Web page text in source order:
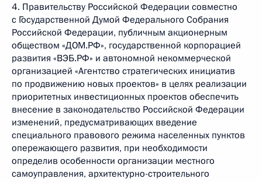
4. Правительству Российской Федерации совместно
с Государственной Думой Федерального Собрания
Российской Федерации, публичным акционерным
обществом «ДОМ.РФ», государственной корпорацией
развития «ВЭБ.РФ» и автономной некоммерческой
организацией «Агентство стратегических инициатив
по продвижению новых проектов» в целях реализации
приоритетных инвестиционных проектов обеспечить
внесение в законодательство Российской Федерации
изменений, предусматривающих введение
специального правового режима населенных пунктов
опережающего развития, при необходимости
определив особенности организации местного
самоуправления, архитектурно-строительного